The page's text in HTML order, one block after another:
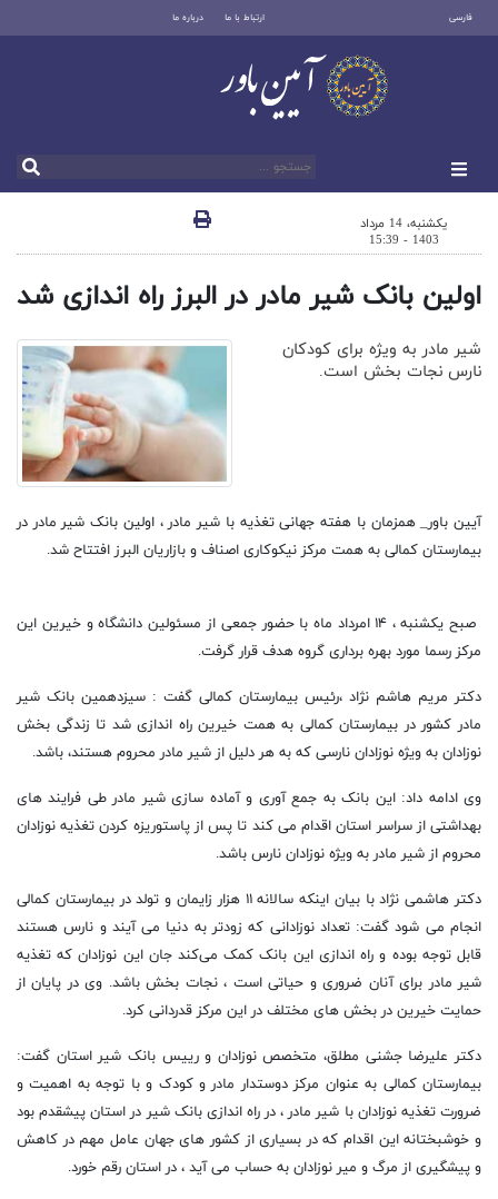
فارسی ارتباط با ما درباره ما
یکشنبه، 14 مرداد
1403 - 15:39
اولین بانک شیر مادر در البرز راه اندازی شد
شیر مادر به ویژه برای کودکان
نارس نجات بخش است.
آیین باور_ همزمان با هفته جهانی تغذیه با شیر مادر ، اولین بانک شیر مادر در
بیمارستان کمالی به همت مرکز نیکوکاری اصناف و بازاریان البرز افتتاح شد.
صبح یکشنبه ، ۱۴ امرداد ماه با حضور جمعی از مسئولین دانشگاه و خیرین این
مرکز رسما مورد بهره برداری گروه هدف قرار گرفت.
دکتر مریم هاشم نژاد ،رئیس بیمارستان کمالی گفت : سیزدهمین بانک شیر
مادر کشور در بیمارستان کمالی به همت خیرین راه اندازی شد تا زندگی بخش
نوزادان به ویژه نوزادان نارسی که به هر دلیل از شیر مادر محروم هستند، باشد.
وی ادامه داد: این بانک به جمع آوری و آماده سازی شیر مادر طی فرایند های
بهداشتی از سراسر استان اقدام می کند تا پس از پاستوریزه کردن تغذیه نوزادان
محروم از شیر مادر به ویژه نوزادان نارس باشد.
دکتر هاشمی نژاد با بیان اینکه سالانه ۱۱ هزار زایمان و تولد در بیمارستان کمالی
انجام می شود گفت: تعداد نوزادانی که زودتر به دنیا می آیند و نارس هستند
قابل توجه بوده و راه اندازی این بانک کمک می‌کند جان این نوزادان که تغذیه
شیر مادر برای آنان ضروری و حیاتی است ، نجات بخش باشد. وی در پایان از
حمایت خیرین در بخش های مختلف در این مرکز قدردانی کرد.
دکتر علیرضا جشنی مطلق، متخصص نوزادان و رییس بانک شیر استان گفت:
بیمارستان کمالی به عنوان مرکز دوستدار مادر و کودک و با توجه به اهمیت و
ضرورت تغذیه نوزادان با شیر مادر ، در راه اندازی بانک شیر در استان پیشقدم بود
و خوشبختانه این اقدام که در بسیاری از کشور های جهان عامل مهم در کاهش
و پیشگیری از مرگ و میر نوزادان به حساب می آید ، در استان رقم خورد.